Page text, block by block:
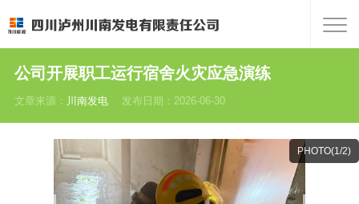
公司开展职工运行宿舍火灾应急演练
文章来源： 川南发电 发布日期：2026-06-30
PHOTO(1/2)